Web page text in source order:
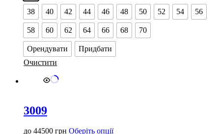
кілька
варіантів.
Параметри
можна
вибрати
сторінці
38 40 42 44 46 48 50 52 54 56
58 60 62 64 66 68 70
Орендувати
Придбати
Очистити
3009
до 44500 грн Оберіть опціїЦей